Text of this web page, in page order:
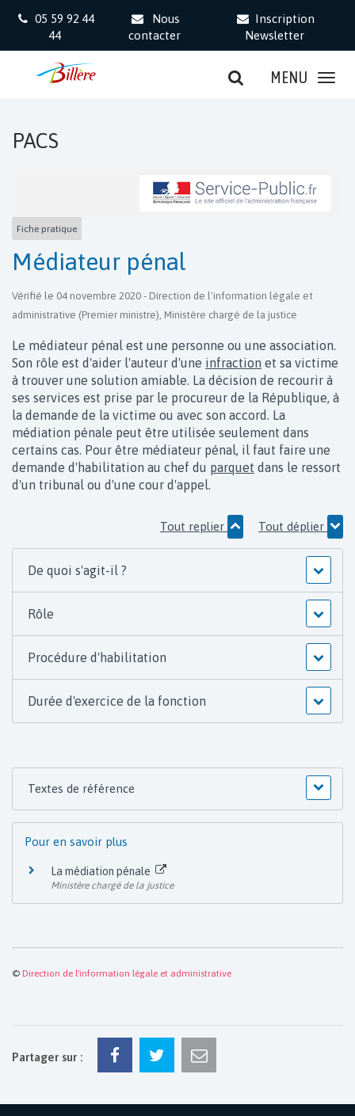
05 59 92 44
44
Nous
contacter
Inscription
Newsletter
MENU
PACS
Fiche pratique
Médiateur pénal
Vérifié le 04 novembre 2020 - Direction de l'information légale et
administrative (Premier ministre), Ministère chargé de la justice
Le médiateur pénal est une personne ou une association.
Son rôle est d'aider l'auteur d'une infraction et sa victime
à trouver une solution amiable. La décision de recourir à
ses services est prise par le procureur de la République, à
la demande de la victime ou avec son accord. La
médiation pénale peut être utilisée seulement dans
certains cas. Pour être médiateur pénal, il faut faire une
demande d'habilitation au chef du parquet dans le ressort
d'un tribunal ou d'une cour d'appel.
Tout replier Tout déplier
De quoi s'agit-il ?
Rôle
Procédure d'habilitation
Durée d'exercice de la fonction
Textes de référence
Pour en savoir plus
La médiation pénale
Ministère chargé de la justice
© Direction de l'information légale et administrative
Partager sur :